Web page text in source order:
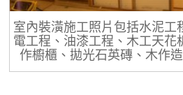
室內裝潢施工照片包括水泥工
電工程、油漆工程、木工天花
作櫥櫃、拋光石英磚、木作